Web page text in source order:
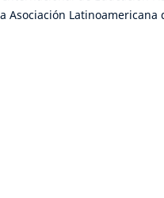
Asociación Latinoamericana